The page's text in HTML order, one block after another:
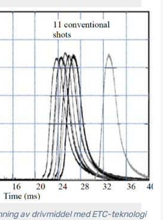
av drivmiddel med ETC-teknologi